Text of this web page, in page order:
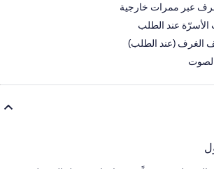
عبر ممرات خارجية
الأسرّة عند الطلب
الغرف (عند الطلب)